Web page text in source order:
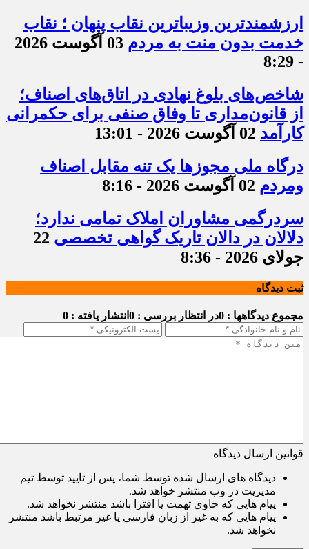
ارزشمندترین وزیباترین نقاب پنهان ؛ نقاب
خدمت بدون منت به مردم
03 آگوست 2026
- 8:29
شاخص‌های بلوغ نهادی در اتاق‌های اصناف؛
از قانون‌مداری تا وفاق صنفی برای حکمرانی
کارآمد 02 آگوست 2026 - 13:01
درگاه ملی مجوزها یک تنه مقابل اصناف
ومردم 02 آگوست 2026 - 8:16
سردرگمی مشاوران املاک تمامی ندارد؛
دلالان در دالان تاریک گواهی تخصصی 22
جولای 2026 - 8:36
ثبت دیدگاه
مجموع دیدگاهها : 0 در انتظار بررسی : 0 انتشار یافته : 0
قوانین ارسال دیدگاه
دیدگاه های ارسال شده توسط شما، پس از تایید توسط تیم
مدیریت در وب منتشر خواهد شد.
پیام هایی که حاوی تهمت یا افترا باشد منتشر نخواهد شد.
پیام هایی که به غیر از زبان فارسی یا غیر مرتبط باشد منتشر
نخواهد شد.